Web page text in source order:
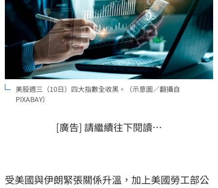
美股週三（10日）四大指數全收黑。（示意圖／翻攝自
PIXABAY）
[廣告] 請繼續往下閱讀…
受美國與伊朗緊張關係升溫，加上美國勞工部公